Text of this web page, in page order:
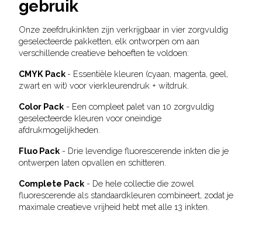
gebruik
Onze zeefdrukinkten zijn verkrijgbaar in vier zorgvuldig
geselecteerde pakketten, elk ontworpen om aan
verschillende creatieve behoeften te voldoen:
CMYK Pack - Essentiële kleuren (cyaan, magenta, geel,
zwart en wit) voor vierkleurendruk + witdruk.
Color Pack - Een compleet palet van 10 zorgvuldig
geselecteerde kleuren voor oneindige
afdrukmogelijkheden.
Fluo Pack - Drie levendige fluorescerende inkten die je
ontwerpen laten opvallen en schitteren.
Complete Pack - De hele collectie die zowel
fluorescerende als standaardkleuren combineert, zodat je
maximale creatieve vrijheid hebt met alle 13 inkten.